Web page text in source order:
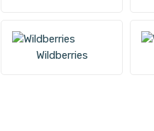
Wildberries